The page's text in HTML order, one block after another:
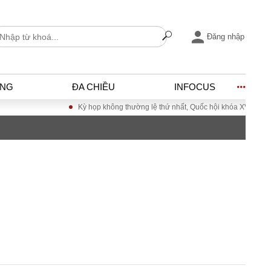
Đăng nhập
ĐA CHIỀU INFOCUS
Kỳ họp không thường lệ thứ nhất, Quốc hội khóa XVI Đưa Nghị quyết